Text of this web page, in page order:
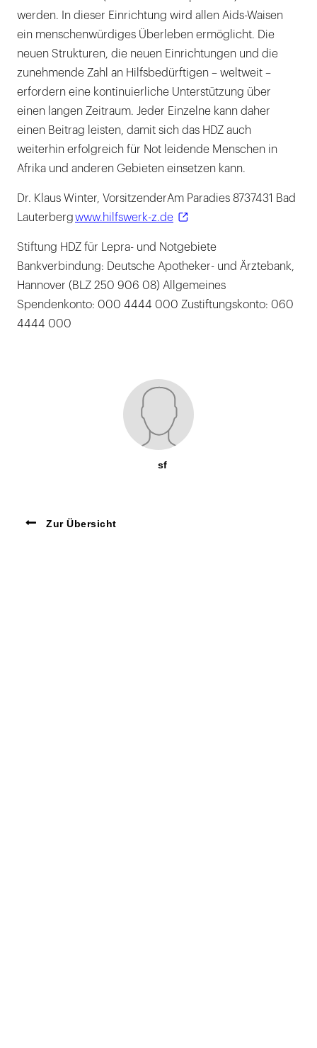
werden. In dieser Einrichtung wird allen Aids-Waisen
ein menschenwürdiges Überleben ermöglicht. Die
neuen Strukturen, die neuen Einrichtungen und die
zunehmende Zahl an Hilfsbedürftigen – weltweit –
erfordern eine kontinuierliche Unterstützung über
einen langen Zeitraum. Jeder Einzelne kann daher
einen Beitrag leisten, damit sich das HDZ auch
weiterhin erfolgreich für Not leidende Menschen in
Afrika und anderen Gebieten einsetzen kann.
Dr. Klaus Winter, VorsitzenderAm Paradies 8737431 Bad
Lauterbergwww.hilfswerk-z.de
Stiftung HDZ für Lepra- und Notgebiete
Bankverbindung: Deutsche Apotheker- und Ärztebank,
Hannover (BLZ 250 906 08) Allgemeines
Spendenkonto: 000 4444 000 Zustiftungskonto: 060
4444 000
sf
Zur Übersicht